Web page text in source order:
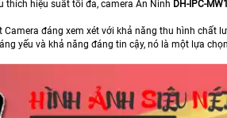
thích hiệu suất tối đa, camera An Ninh DH-IPC-
Camera đáng xem xét với khả năng thu hình chất
yếu và khả năng đáng tin cậy, nó là một lựa